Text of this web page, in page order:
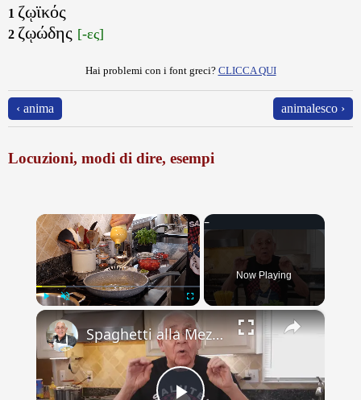
1 ζῳϊκός
2 ζῳώδης [-ες]
Hai problemi con i font greci? CLICCA QUI
‹ anima animalesco ›
Locuzioni, modi di dire, esempi
×
Unmute
Now Playing
×
Spaghetti alla Mezzanotte Recipe